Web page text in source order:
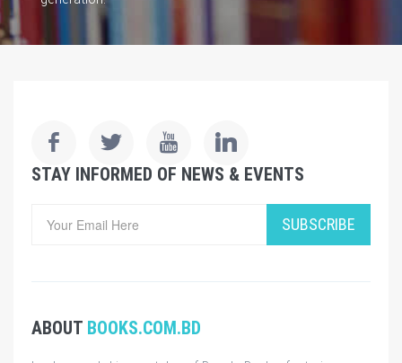
STAY INFORMED OF NEWS & EVENTS
SUBSCRIBE
ABOUT BOOKS.COM.BD